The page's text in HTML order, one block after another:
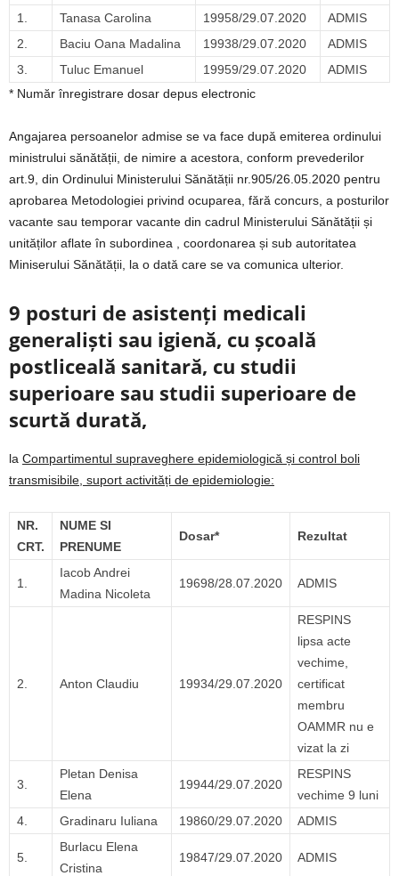
1. Tanasa Carolina 19958/29.07.2020
ADMIS
2.
Baciu Oana Madalina 19938/29.07.2020
ADMIS
3.
Tuluc Emanuel 19959/29.07.2020
ADMIS
* Număr înregistrare dosar depus electronic
Angajarea persoanelor admise se va face după emiterea ordinului
ministrului sănătății, de nimire a acestora, conform prevederilor
art.9, din Ordinului Ministerului Sănătății nr.905/26.05.2020 pentru
aprobarea Metodologiei privind ocuparea, fără concurs, a posturilor
vacante sau temporar vacante din cadrul Ministerului Sănătății și
unităților aflate în subordinea , coordonarea și sub autoritatea
Miniserului Sănătății, la o dată care se va comunica ulterior.
9 posturi de asistenți medicali
generaliști sau igienă, cu școală
postliceală sanitară, cu studii
superioare sau studii superioare de
scurtă durată,
la Compartimentul supraveghere epidemiologică și control boli
transmisibile, suport activități de epidemiologie:
NR.
CRT.
NUME SI
PRENUME
Dosar* Rezultat
1.
Iacob Andrei
Madina Nicoleta
19698/28.07.2020 ADMIS
2. Anton Claudiu 19934/29.07.2020
RESPINS
lipsa acte
vechime,
certificat
membru
OAMMR nu e
vizat la zi
3.
Pletan Denisa
Elena
19944/29.07.2020
RESPINS
vechime 9 luni
4.
Gradinaru Iuliana 19860/29.07.2020 ADMIS
5.
Burlacu Elena
Cristina
19847/29.07.2020 ADMIS